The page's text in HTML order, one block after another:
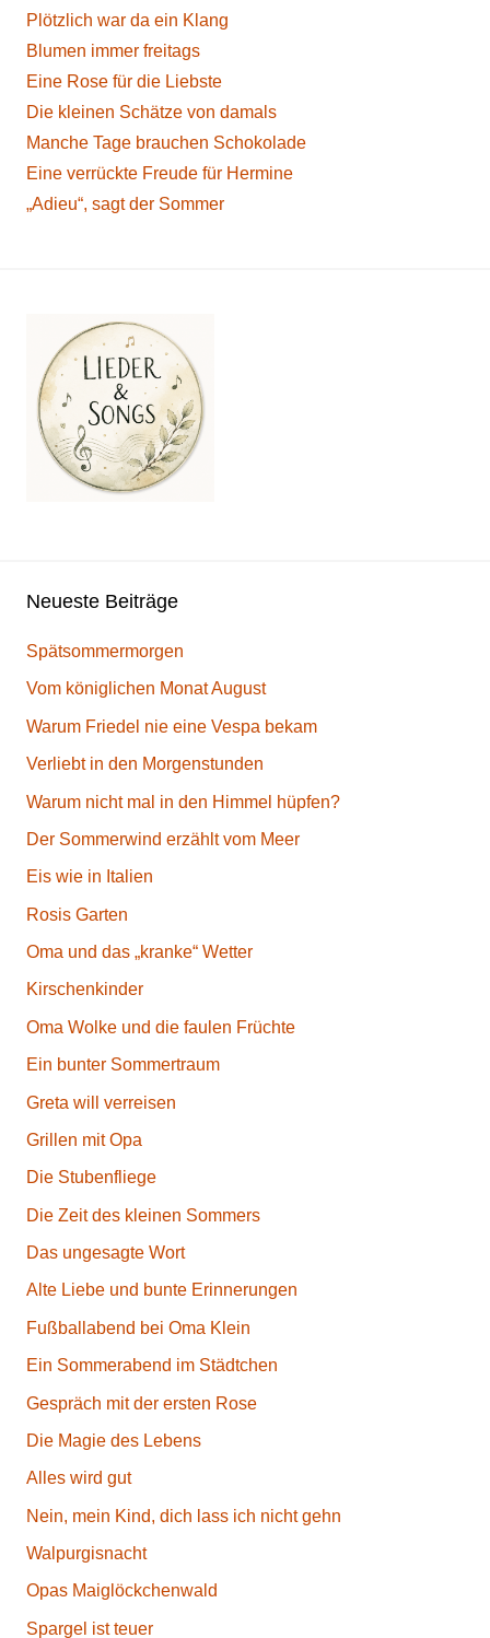
Plötzlich war da ein Klang
Blumen immer freitags
Eine Rose für die Liebste
Die kleinen Schätze von damals
Manche Tage brauchen Schokolade
Eine verrückte Freude für Hermine
„Adieu“, sagt der Sommer
Neueste Beiträge
Spätsommermorgen
Vom königlichen Monat August
Warum Friedel nie eine Vespa bekam
Verliebt in den Morgenstunden
Warum nicht mal in den Himmel hüpfen?
Der Sommerwind erzählt vom Meer
Eis wie in Italien
Rosis Garten
Oma und das „kranke“ Wetter
Kirschenkinder
Oma Wolke und die faulen Früchte
Ein bunter Sommertraum
Greta will verreisen
Grillen mit Opa
Die Stubenfliege
Die Zeit des kleinen Sommers
Das ungesagte Wort
Alte Liebe und bunte Erinnerungen
Fußballabend bei Oma Klein
Ein Sommerabend im Städtchen
Gespräch mit der ersten Rose
Die Magie des Lebens
Alles wird gut
Nein, mein Kind, dich lass ich nicht gehn
Walpurgisnacht
Opas Maiglöckchenwald
Spargel ist teuer